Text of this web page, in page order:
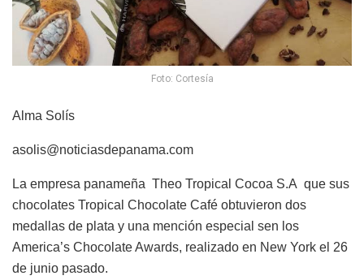
Foto: Cortesía
Alma Solís
asolis@noticiasdepanama.com
La empresa panameña Theo Tropical Cocoa S.A que sus
chocolates Tropical Chocolate Café obtuvieron dos
medallas de plata y una mención especial sen los
America’s Chocolate Awards, realizado en New York el 26
de junio pasado.